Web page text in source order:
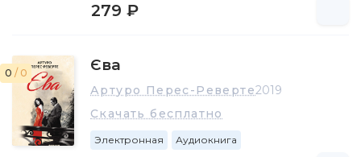
279 ₽
0 / 0 Єва
Артуро Перес-Реверте2019
Скачать бесплатно
Электронная Аудиокнига